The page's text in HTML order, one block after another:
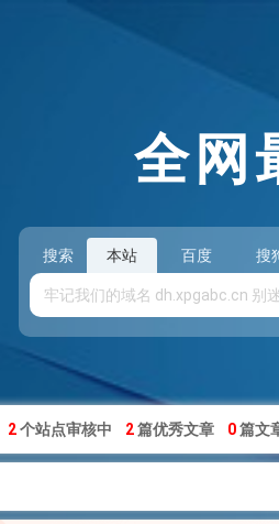
全网
搜索 本站 百度 搜
2个站点审核中 2篇优秀文章 0篇文